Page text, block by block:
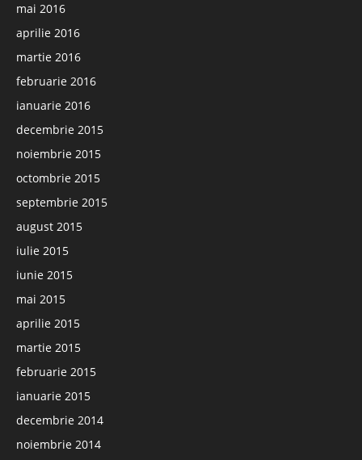
mai 2016
aprilie 2016
martie 2016
februarie 2016
ianuarie 2016
decembrie 2015
noiembrie 2015
octombrie 2015
septembrie 2015
august 2015
iulie 2015
iunie 2015
mai 2015
aprilie 2015
martie 2015
februarie 2015
ianuarie 2015
decembrie 2014
noiembrie 2014